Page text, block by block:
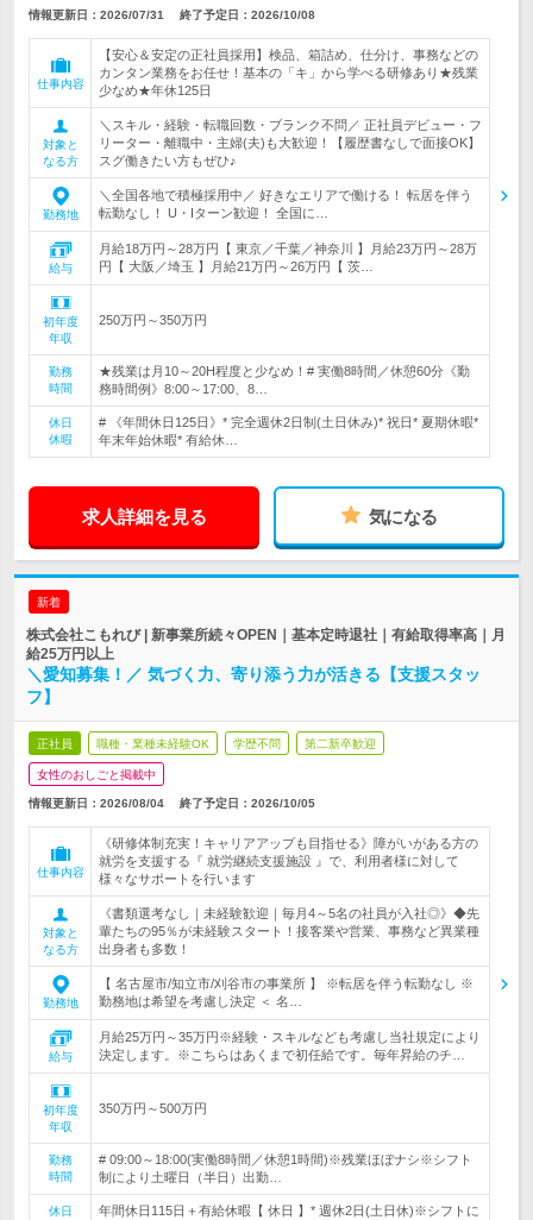
情報更新日：2026/07/31 終了予定日： 2026/10/08
仕事内容
【安心＆安定の正社員採用】検品、箱詰め、仕分け、事務などの
カンタン業務をお任せ！基本の「キ」から学べる研修あり★残業
少なめ★年休125日
対象と
なる方
＼スキル・経験・転職回数・ブランク不問／ 正社員デビュー・フ
リーター・離職中・主婦(夫)も大歓迎！【履歴書なしで面接OK】
スグ働きたい方もぜひ♪
勤務地
＼全国各地で積極採用中／ 好きなエリアで働ける！ 転居を伴う
転勤なし！ U・Iターン歓迎！ 全国に…
給与
月給18万円～28万円【 東京／千葉／神奈川 】月給23万円～28万
円【 大阪／埼玉 】月給21万円～26万円【 茨…
初年度
年収
250万円～350万円
勤務
時間
★残業は月10～20H程度と少なめ！# 実働8時間／休憩60分《勤
務時間例》8:00～17:00、8…
休日
休暇
# 《年間休日125日》* 完全週休2日制(土日休み)* 祝日* 夏期休暇*
年末年始休暇* 有給休…
求人詳細を見る 気になる
新着
株式会社こもれび | 新事業所続々OPEN｜基本定時退社｜有給取得率高｜月
給25万円以上
＼愛知募集！／ 気づく力、寄り添う力が活きる【支援スタッ
フ】
正社員 職種・業種未経験OK 学歴不問 第二新卒歓迎
女性のおしごと掲載中
情報更新日：2026/08/04 終了予定日： 2026/10/05
仕事内容
《研修体制充実！キャリアアップも目指せる》障がいがある方の
就労を支援する『 就労継続支援施設 』で、利用者様に対して
様々なサポートを行います
対象と
なる方
《書類選考なし｜未経験歓迎｜毎月4～5名の社員が入社◎》◆先
輩たちの95％が未経験スタート！接客業や営業、事務など異業種
出身者も多数！
勤務地
【 名古屋市/知立市/刈谷市の事業所 】 ※転居を伴う転勤なし ※
勤務地は希望を考慮し決定 ＜ 名…
給与
月給25万円～35万円※経験・スキルなども考慮し当社規定により
決定します。※こちらはあくまで初任給です。毎年昇給のチ…
初年度
年収
350万円～500万円
勤務
時間
# 09:00～18:00(実働8時間／休憩1時間)※残業ほぼナシ※シフト
制により土曜日（半日）出勤…
休日
年間休日115日＋有給休暇【 休日 】* 週休2日(土日休)※シフトに